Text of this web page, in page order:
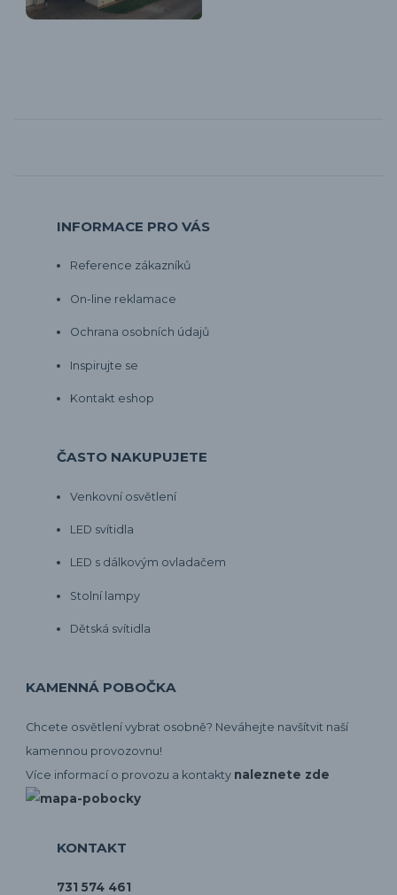
INFORMACE PRO VÁS
Reference zákazníků
On-line reklamace
Ochrana osobních údajů
Inspirujte se
Kontakt eshop
ČASTO NAKUPUJETE
Venkovní osvětlení
LED svítidla
LED s dálkovým ovladačem
Stolní lampy
Dětská svítidla
KAMENNÁ POBOČKA
Chcete osvětlení vybrat osobně? Neváhejte navšítvit naší
kamennou provozovnu!
Více informací o provozu a kontakty naleznete zde
KONTAKT
731 574 461